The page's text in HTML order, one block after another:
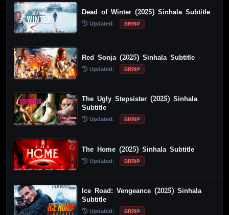
Dead of Winter (2025) Sinhala Subtitle
Updated: BRRIP
Red Sonja (2025) Sinhala Subtitle
Updated: BRRIP
The Ugly Stepsister (2025) Sinhala
Subtitle
Updated: BRRIP
The Home (2025) Sinhala Subtitle
Updated: BRRIP
Ice Road: Vengeance (2025) Sinhala
Subtitle
Updated: BRRIP